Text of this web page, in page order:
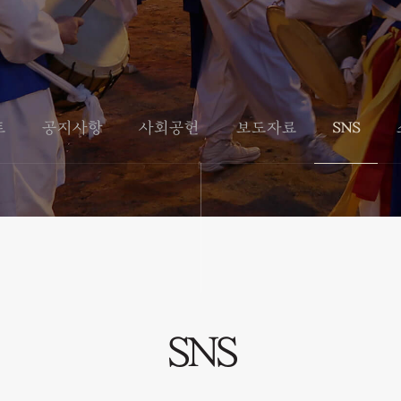
공지사항 사회공헌 보도자료 SNS
SNS